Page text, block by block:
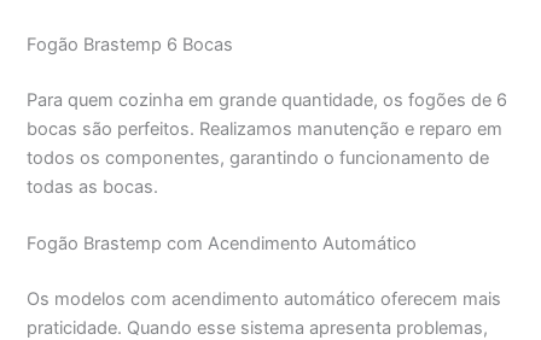
Fogão Brastemp 6 Bocas
Para quem cozinha em grande quantidade, os fogões de 6
bocas são perfeitos. Realizamos manutenção e reparo em
todos os componentes, garantindo o funcionamento de
todas as bocas.
Fogão Brastemp com Acendimento Automático
Os modelos com acendimento automático oferecem mais
praticidade. Quando esse sistema apresenta problemas,